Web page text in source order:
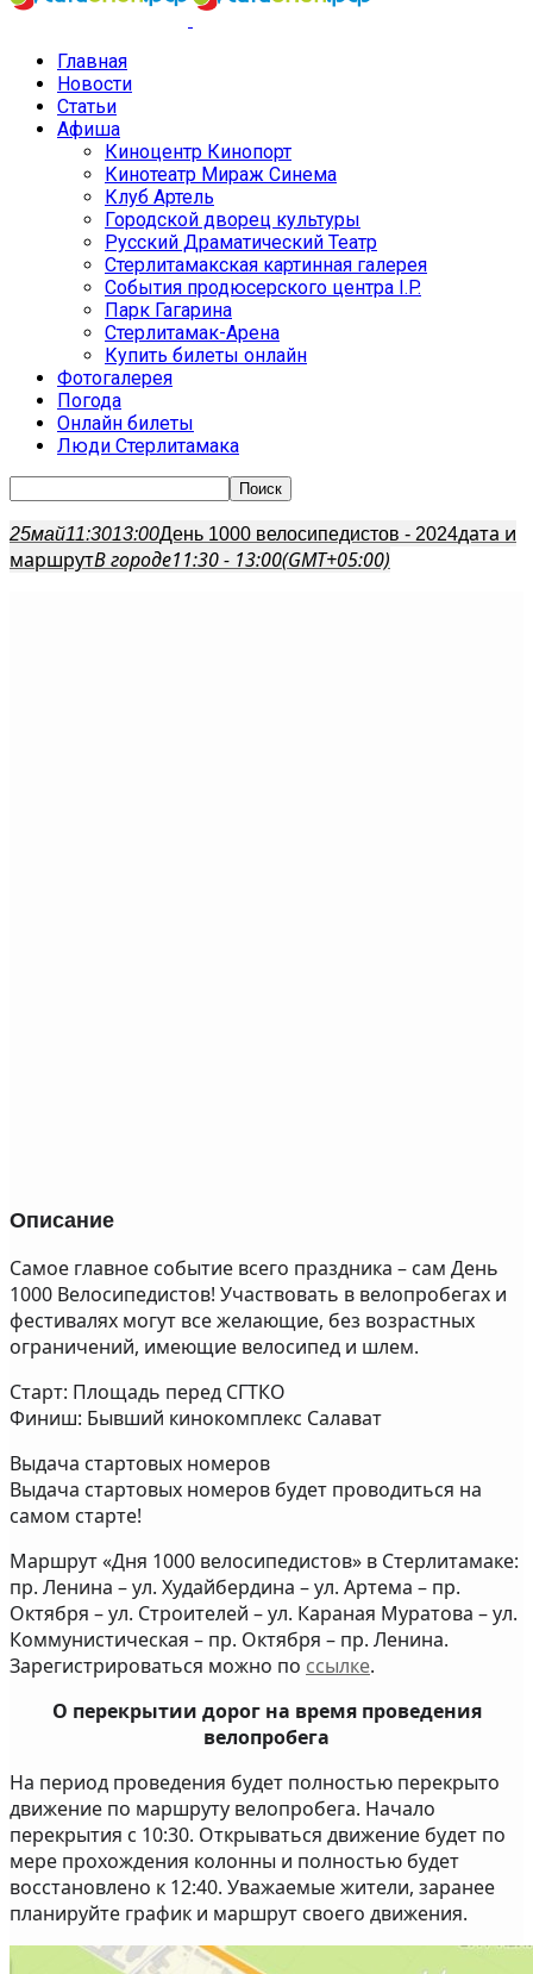
Главная
Новости
Статьи
Афиша
Киноцентр Кинопорт
Кинотеатр Мираж Синема
Клуб Артель
Городской дворец культуры
Русский Драматический Театр
Стерлитамакская картинная галерея
События продюсерского центра I.P.
Парк Гагарина
Стерлитамак-Арена
Купить билеты онлайн
Фотогалерея
Погода
Онлайн билеты
Люди Стерлитамака
25май11:3013:00День 1000 велосипедистов - 2024дата и
маршрутВ городе11:30 - 13:00(GMT+05:00)
Описание
Самое главное событие всего праздника – сам День
1000 Велосипедистов! Участвовать в велопробегах и
фестивалях могут все желающие, без возрастных
ограничений, имеющие велосипед и шлем.
Старт: Площадь перед СГТКО
Финиш: Бывший кинокомплекс Салават
Выдача стартовых номеров
Выдача стартовых номеров будет проводиться на
самом старте!
Маршрут «Дня 1000 велосипедистов» в Стерлитамаке:
пр. Ленина – ул. Худайбердина – ул. Артема – пр.
Октября – ул. Строителей – ул. Караная Муратова – ул.
Коммунистическая – пр. Октября – пр. Ленина.
Зарегистрироваться можно по ссылке.
О перекрытии дорог на время проведения
велопробега
На период проведения будет полностью перекрыто
движение по маршруту велопробега. Начало
перекрытия с 10:30. Открываться движение будет по
мере прохождения колонны и полностью будет
восстановлено к 12:40. Уважаемые жители, заранее
планируйте график и маршрут своего движения.